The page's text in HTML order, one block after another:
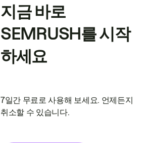
지금 바로
SEMRUSH를 시작
하세요
7일간 무료로 사용해 보세요. 언제든지
취소할 수 있습니다.